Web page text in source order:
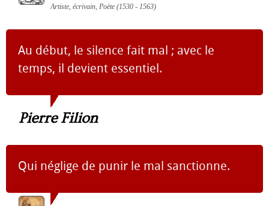
Artiste, écrivain, Poète (1530 - 1563)
Au début, le silence fait mal ; avec le
temps, il devient essentiel.
Pierre Filion
Qui néglige de punir le mal sanctionne.